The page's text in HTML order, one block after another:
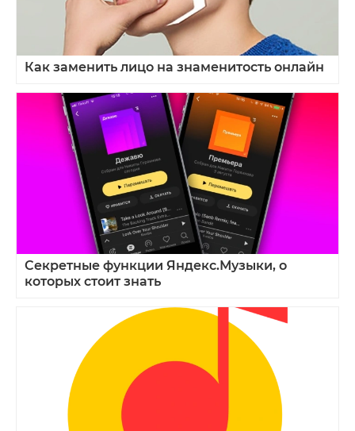
Как заменить лицо на знаменитость онлайн
Секретные функции Яндекс.Музыки, о
которых стоит знать